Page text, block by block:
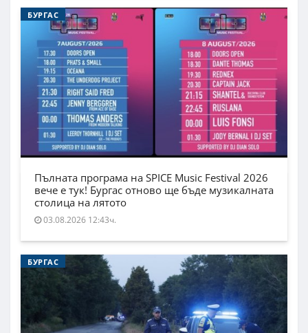
БУРГАС
Пълната програма на SPICE Music Festival 2026
вече е тук! Бургас отново ще бъде музикалната
столица на лятото
03.08.2026 12:43ч.
БУРГАС